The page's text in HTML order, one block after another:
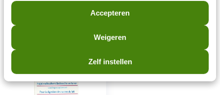
Accepteren
Weigeren
Zelf instellen
Laatst bekeken items